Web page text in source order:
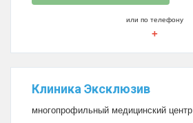
или по телефону
+
Клиника Эксклюзив
многопрофильный медицинский центр